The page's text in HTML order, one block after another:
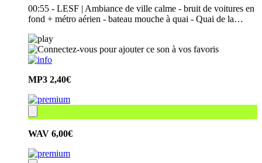
00:55 - LESF | Ambiance de ville calme - bruit de voitures en
fond + métro aérien - bateau mouche à quai - Quai de la…
MP3 2,40€
WAV 6,00€